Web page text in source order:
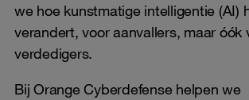
we hoe kunstmatige intelligentie (AI)
verandert, voor aanvallers, maar óók
verdedigers.
Bij Orange Cyberdefense helpen we